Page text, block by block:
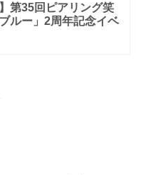
第35回ピアリング笑
ルー」2周年記念イベ